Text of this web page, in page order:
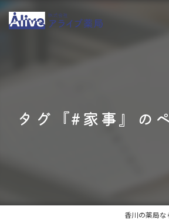
タグ『#家事』の
香川の薬局